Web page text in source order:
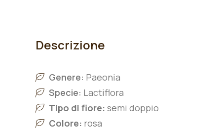
Descrizione
Genere: Paeonia
Specie: Lactiflora
Tipo di fiore: semi doppio
Colore: rosa